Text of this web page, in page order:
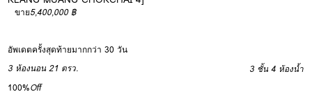
ขาย5,400,000 ฿
อัพเดตครั้งสุดท้ายมากกว่า 30 วัน
3 ห้องนอน 21 ตรว. 3 ชั้น 4 ห้องน้ำ
100%Off